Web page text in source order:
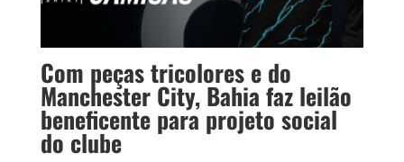
Com peças tricolores e do
Manchester City, Bahia faz leilão
beneficente para projeto social
do clube